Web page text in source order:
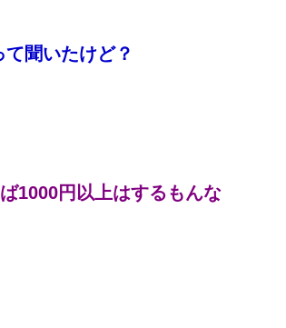
聞いたけど？
1000円以上はするもんな